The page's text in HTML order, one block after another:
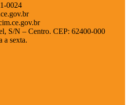
0024
S/N – Centro. CEP: 62400-000
a sexta.